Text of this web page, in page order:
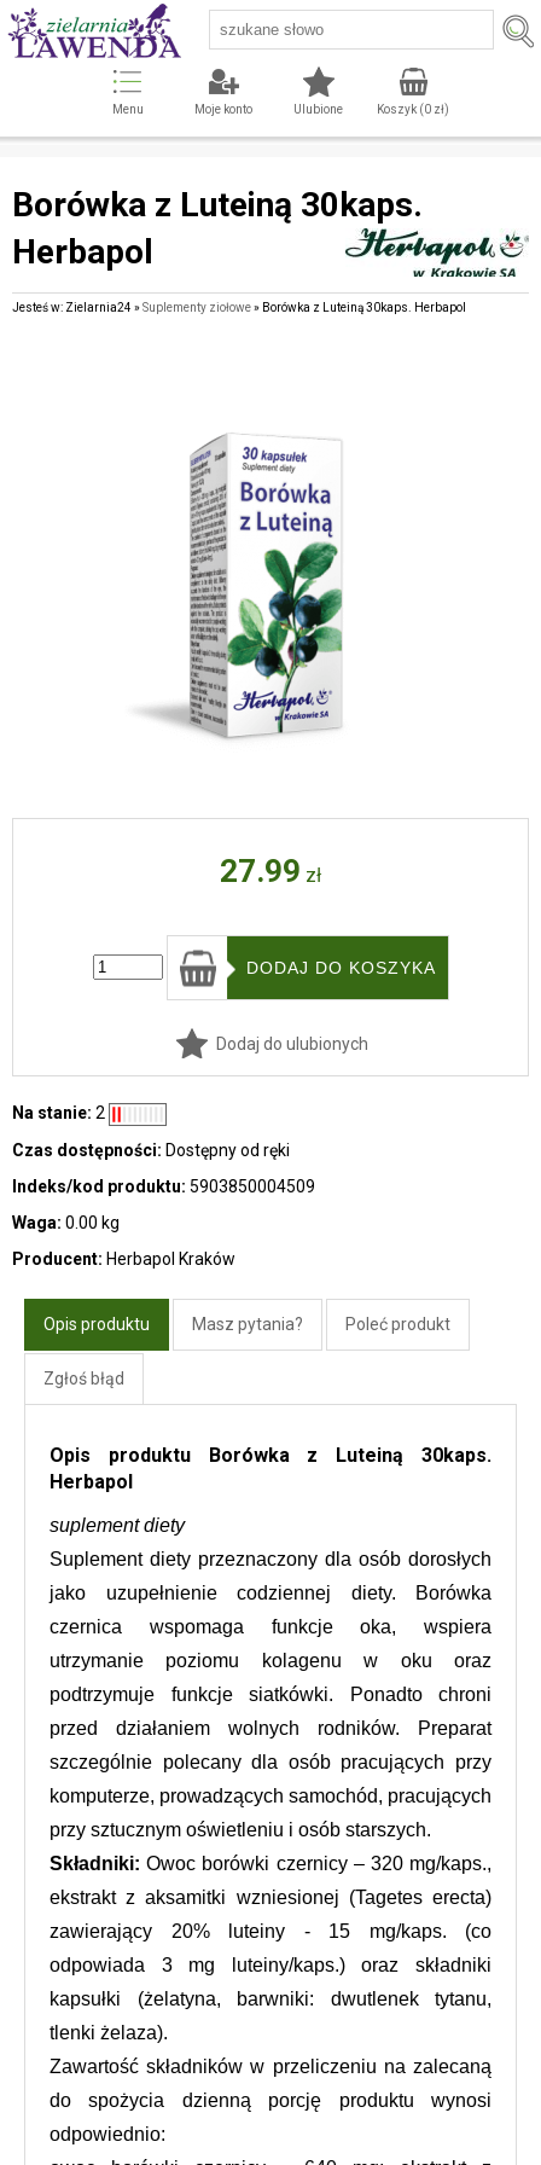
Menu Moje konto Ulubione Koszyk (0zł)
Borówka z Luteiną 30kaps.
Herbapol
Jesteś w: Zielarnia24 »Suplementy ziołowe» Borówka z Luteiną 30kaps. Herbapol
27.99 zł
Dodaj do ulubionych
Na stanie: 2
Czas dostępności: Dostępny od ręki
Indeks/kod produktu: 5903850004509
Waga: 0.00 kg
Producent: Herbapol Kraków
Opis produktu Masz pytania? Poleć produkt
Zgłoś błąd
Opis produktu Borówka z Luteiną 30kaps.
Herbapol
suplement diety
Suplement diety przeznaczony dla osób dorosłych
jako uzupełnienie codziennej diety. Borówka
czernica wspomaga funkcje oka, wspiera
utrzymanie poziomu kolagenu w oku oraz
podtrzymuje funkcje siatkówki. Ponadto chroni
przed działaniem wolnych rodników. Preparat
szczególnie polecany dla osób pracujących przy
komputerze, prowadzących samochód, pracujących
przy sztucznym oświetleniu i osób starszych.
Składniki: Owoc borówki czernicy – 320 mg/kaps.,
ekstrakt z aksamitki wzniesionej (Tagetes erecta)
zawierający 20% luteiny - 15 mg/kaps. (co
odpowiada 3 mg luteiny/kaps.) oraz składniki
kapsułki (żelatyna, barwniki: dwutlenek tytanu,
tlenki żelaza).
Zawartość składników w przeliczeniu na zalecaną
do spożycia dzienną porcję produktu wynosi
odpowiednio: